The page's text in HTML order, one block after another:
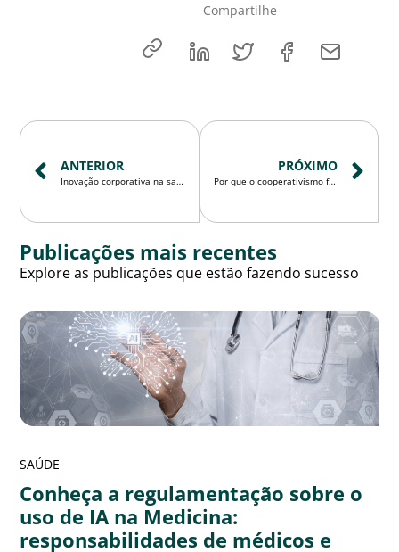
Compartilhe
ANTERIOR
Inovação corporativa na saúde suplementar: o que é, principais tipos e como desenvolver equipes inovadoras
PRÓXIMO
Por que o cooperativismo foi reconhecido como patrimônio cultural nacional?
Publicações mais recentes
Explore as publicações que estão fazendo sucesso
SAÚDE
Conheça a regulamentação sobre o
uso de IA na Medicina:
responsabilidades de médicos e